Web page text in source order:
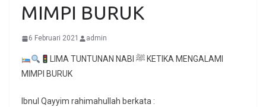
MIMPI BURUK
6 Februari 2021 admin
LIMA TUNTUNAN NABI ﷺ KETIKA MENGALAMI
MIMPI BURUK
Ibnul Qayyim rahimahullah berkata :